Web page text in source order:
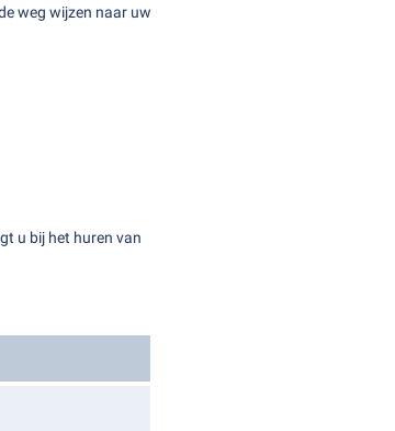
weg wijzen naar uw
u bij het huren van